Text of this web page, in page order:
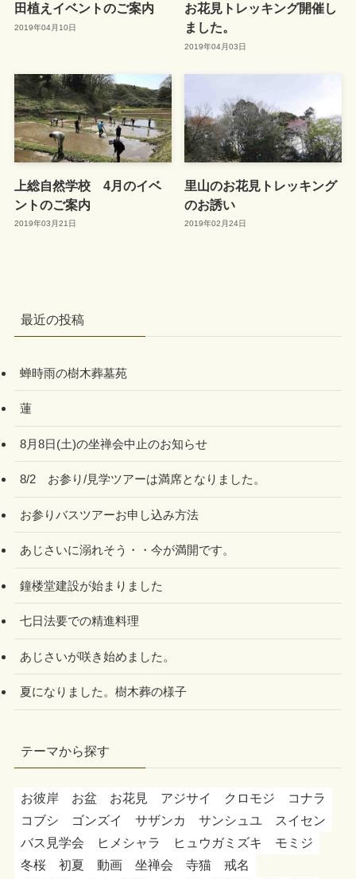
田植えイベントのご案内
2019年04月10日
お花見トレッキング開催し
ました。
2019年04月03日
上総自然学校 4月のイベ
ントのご案内
2019年03月21日
里山のお花見トレッキング
のお誘い
2019年02月24日
最近の投稿
蝉時雨の樹木葬墓苑
蓮
8月8日(土)の坐禅会中止のお知らせ
8/2 お参り/見学ツアーは満席となりました。
お参りバスツアーお申し込み方法
あじさいに溺れそう・・今が満開です。
鐘楼堂建設が始まりました
七日法要での精進料理
あじさいが咲き始めました。
夏になりました。樹木葬の様子
テーマから探す
お彼岸 お盆 お花見 アジサイ クロモジ
コナラ
コブシ
ゴンズイ サザンカ サンシュユ
スイセン
バス見学会
ヒメシャラ ヒュウガミズキ
モミジ
冬桜
初夏 動画 坐禅会 寺猫
戒名